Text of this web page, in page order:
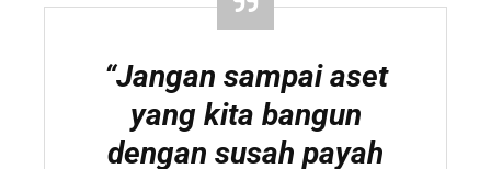
“Jangan sampai aset
yang kita bangun
dengan susah payah